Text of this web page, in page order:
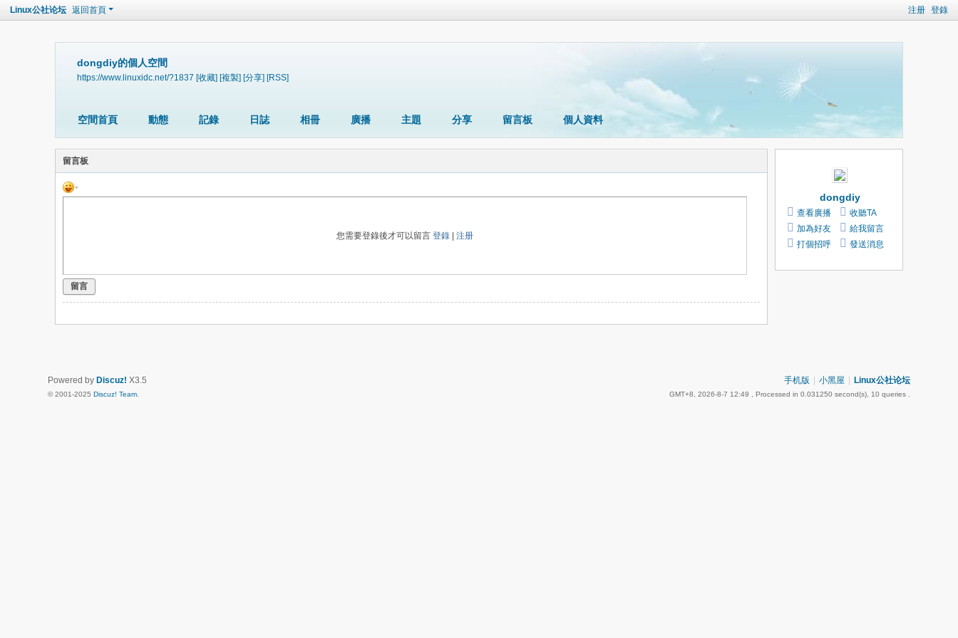
注册 登錄
Linux公社论坛 返回首頁
dongdiy的個人空間
https://www.linuxidc.net/?1837 [收藏] [複製] [分享] [RSS]
空間首頁 動態 記錄 日誌 相冊 廣播 主題 分享 留言板 個人資料
留言板
您需要登錄後才可以留言登錄 |注册
留言
dongdiy
查看廣播
收聽TA
加為好友
給我留言
打個招呼
發送消息
手机版 小黑屋 Linux公社论坛
GMT+8, 2026-8-7 12:49 , Processed in 0.031250 second(s), 10 queries .
Powered by Discuz! X3.5
© 2001-2025 Discuz! Team